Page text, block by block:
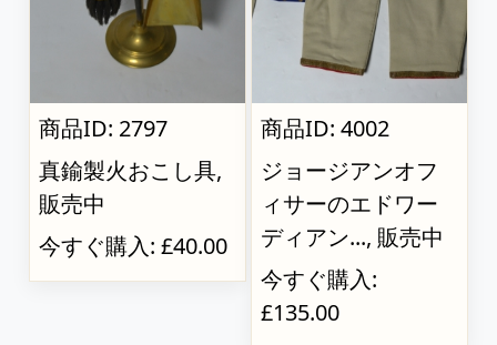
商品ID: 2797
真鍮製火おこし具,
販売中
今すぐ購入: £40.00
商品ID: 4002
ジョージアンオフ
ィサーのエドワー
ディアン..., 販売中
今すぐ購入:
£135.00